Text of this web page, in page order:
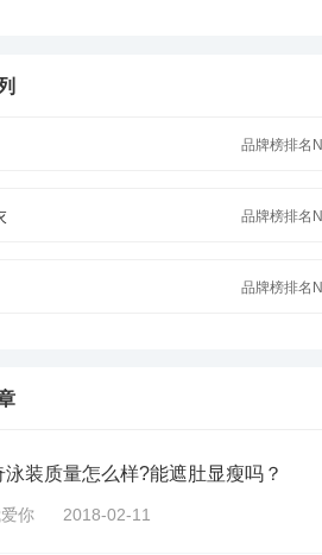
品牌榜排名
品牌榜排名
品牌榜排名
泳装质量怎么样?能遮肚显瘦吗？
你 2018-02-11